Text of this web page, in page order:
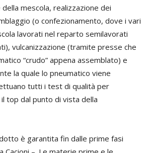
mescola, realizzazione dei
(o confezionamento, dove i vari
lavorati nel reparto semilavorati
vulcanizzazione (tramite presse che
“crudo” appena assemblato) e
la quale lo pneumatico viene
tutti i test di qualità per
top dal punto di vista della
è garantita fin dalle prime fasi